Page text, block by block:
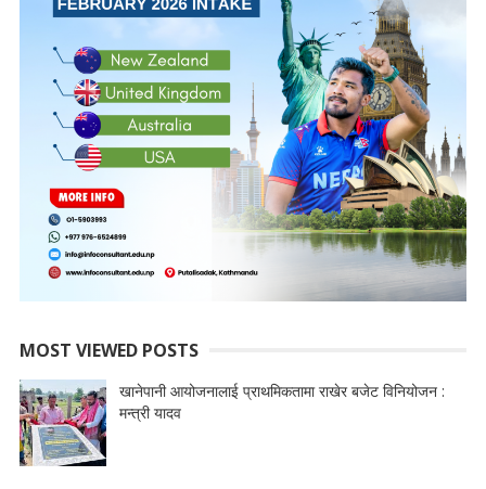
MOST VIEWED POSTS
खानेपानी आयोजनालाई प्राथमिकतामा राखेर बजेट विनियोजन :
मन्त्री यादव